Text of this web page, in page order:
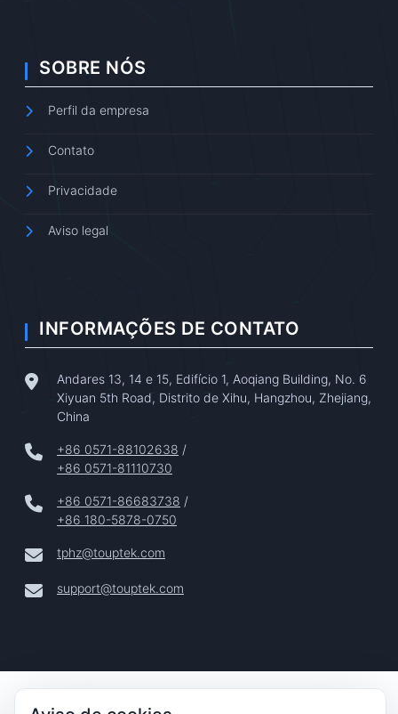
SOBRE NÓS
Perfil da empresa
Contato
Privacidade
Aviso legal
INFORMAÇÕES DE CONTATO
Andares 13, 14 e 15, Edifício 1, Aoqiang Building, No. 6
Xiyuan 5th Road, Distrito de Xihu, Hangzhou, Zhejiang,
China
+86 0571-88102638 /
+86 0571-81110730
+86 0571-86683738 /
+86 180-5878-0750
tphz@touptek.com
support@touptek.com